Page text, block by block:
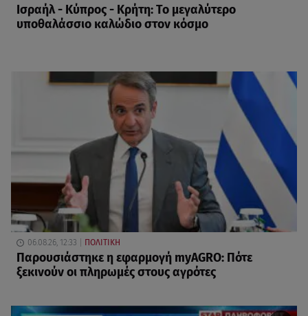
Ισραήλ - Κύπρος - Κρήτη: Το μεγαλύτερο
υποθαλάσσιο καλώδιο στον κόσμο
06.08.26, 12:33 ΠΟΛΙΤΙΚΗ
Παρουσιάστηκε η εφαρμογή myAGRO: Πότε
ξεκινούν οι πληρωμές στους αγρότες